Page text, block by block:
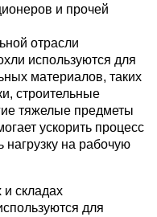
и прочей
отрасли
используются для
материалов, таких
строительные
тяжелые предметы
ускорить процесс
нагрузку на рабочую
складах
для